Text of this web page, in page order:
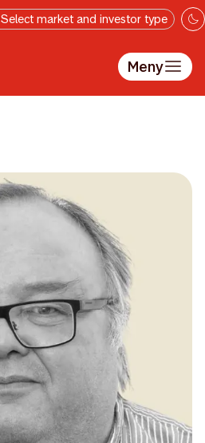
Select market and investor type
Meny